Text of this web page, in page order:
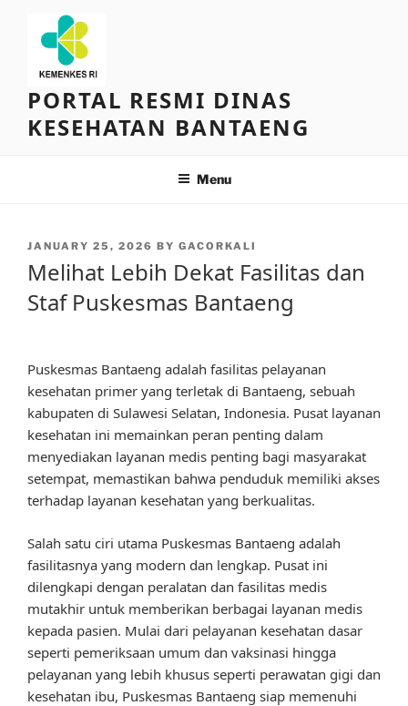
content
PORTAL RESMI DINAS
KESEHATAN BANTAENG
Menu
POSTED
JANUARY 25, 2026 BY GACORKALI
Melihat Lebih Dekat Fasilitas dan
Staf Puskesmas Bantaeng
Puskesmas Bantaeng adalah fasilitas pelayanan
kesehatan primer yang terletak di Bantaeng, sebuah
kabupaten di Sulawesi Selatan, Indonesia. Pusat layanan
kesehatan ini memainkan peran penting dalam
menyediakan layanan medis penting bagi masyarakat
setempat, memastikan bahwa penduduk memiliki akses
terhadap layanan kesehatan yang berkualitas.
Salah satu ciri utama Puskesmas Bantaeng adalah
fasilitasnya yang modern dan lengkap. Pusat ini
dilengkapi dengan peralatan dan fasilitas medis
mutakhir untuk memberikan berbagai layanan medis
kepada pasien. Mulai dari pelayanan kesehatan dasar
seperti pemeriksaan umum dan vaksinasi hingga
pelayanan yang lebih khusus seperti perawatan gigi dan
kesehatan ibu, Puskesmas Bantaeng siap memenuhi